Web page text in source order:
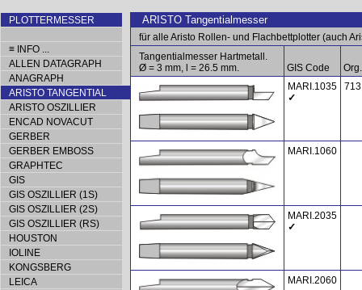
PLOTTERMESSER
≡ INFO ...
ALLEN DATAGRAPH
ANAGRAPH
ARISTO TANGENTIAL
ARISTO OSZILLIER
ENCAD NOVACUT
GERBER
GERBER EMBOSS
GRAPHTEC
GIS
GIS OSZILLIER (1S)
GIS OSZILLIER (2S)
GIS OSZILLIER (RS)
HOUSTON
IOLINE
KONGSBERG
LEICA
ARISTO Tangentialmesser
für alle Aristo Rollen- und Flachbettplotter (auch
Tangentialmesser Hartmetall.
Ø = 3 mm, l = 26.5 mm.
GIS Code
MARI.1035
✓
MARI.1060
MARI.2035
✓
MARI.2060